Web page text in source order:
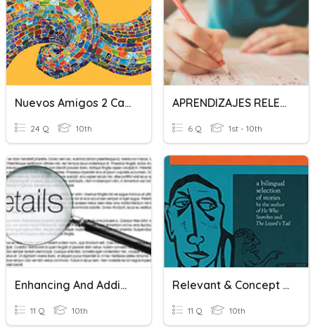
Nuevos Amigos 2 Capitulo 9 Vocabulario Relevante
24 Q 10th
APRENDIZAJES RELEVANTES
6 Q 1st - 10th
Enhancing And Adding Details
11 Q 10th
Relevant & Concept Vocabulary Quiz Unit 3 Pearson
11 Q 10th